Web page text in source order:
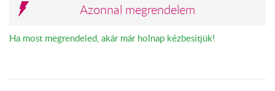
Azonnal megrendelem
Ha most megrendeled, akár már holnap kézbesítjük!